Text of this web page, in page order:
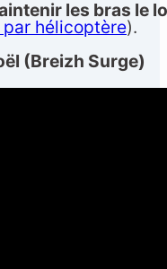
les bras le
hélicoptère).
(Breizh Surge)